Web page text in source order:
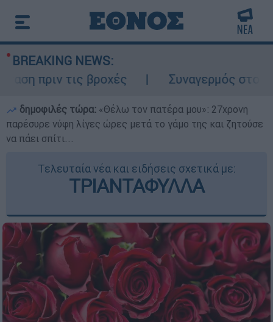
BREAKING NEWS:
τις βροχές
Συναγερμός στον
δημοφιλές τώρα: «Θέλω τον πατέρα μου»: 27χρονη
παρέσυρε νύφη λίγες ώρες μετά το γάμο της και ζητούσε
να πάει σπίτι...
Τελευταία νέα και ειδήσεις σχετικά με:
ΤΡΙΑΝΤΑΦΥΛΛΑ